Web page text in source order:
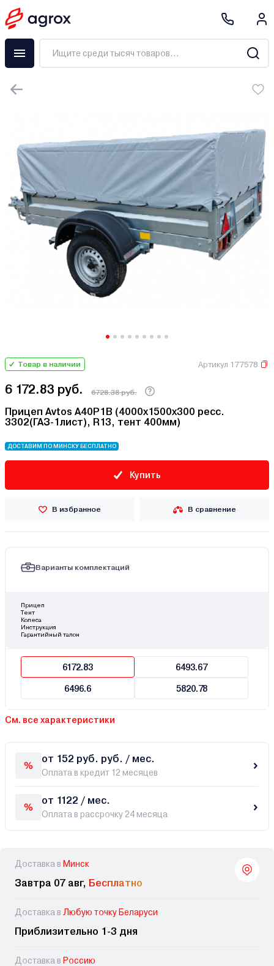
Товар в наличии Артикул 177578
6 172.83 руб. 6728.38 руб.
Прицеп Avtos A40P1B (4000х1500х300 ресс.
3302(ГАЗ-1лист), R13, тент 400мм)
ДОСТАВИМ ПО МИНСКУ БЕСПЛАТНО
Купить
В избранное В сравнение
Варианты комплектаций
Прицеп
Тент
Колеса
Инструкция
Гарантийный талон
6172.83 6493.67
6496.6 5820.78
См. все характеристики
от 152 руб. руб. / мес.
Оплата в кредит 12 месяцев
от 1122 / мес.
Оплата в рассрочку 24 месяца
Доставка в Минск
Завтра 07 авг, Бесплатно
Доставка в Любую точку Беларуси
Приблизительно 1-3 дня
Доставка в Россию